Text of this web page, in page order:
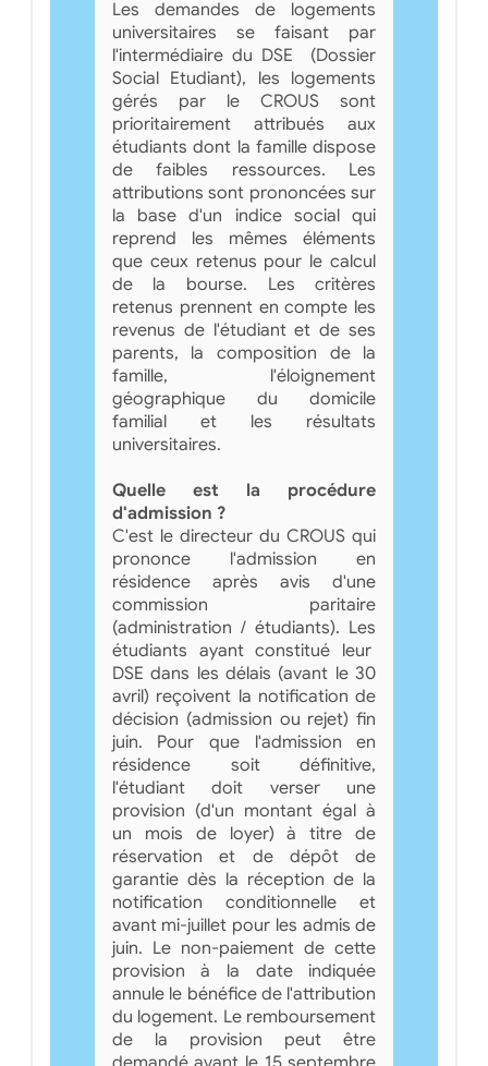
Les demandes de logements
universitaires se faisant par
l'intermédiaire du DSE (Dossier
Social Etudiant), les logements
gérés par le CROUS sont
prioritairement attribués aux
étudiants dont la famille dispose
de faibles ressources. Les
attributions sont prononcées sur
la base d'un indice social qui
reprend les mêmes éléments
que ceux retenus pour le calcul
de la bourse. Les critères
retenus prennent en compte les
revenus de l'étudiant et de ses
parents, la composition de la
famille, l'éloignement
géographique du domicile
familial et les résultats
universitaires.
Quelle est la procédure
d'admission ?
C'est le directeur du CROUS qui
prononce l'admission en
résidence après avis d'une
commission paritaire
(administration / étudiants). Les
étudiants ayant constitué leur
DSE dans les délais (avant le 30
avril) reçoivent la notification de
décision (admission ou rejet) fin
juin. Pour que l'admission en
résidence soit définitive,
l'étudiant doit verser une
provision (d'un montant égal à
un mois de loyer) à titre de
réservation et de dépôt de
garantie dès la réception de la
notification conditionnelle et
avant mi-juillet pour les admis de
juin. Le non-paiement de cette
provision à la date indiquée
annule le bénéfice de l'attribution
du logement. Le remboursement
de la provision peut être